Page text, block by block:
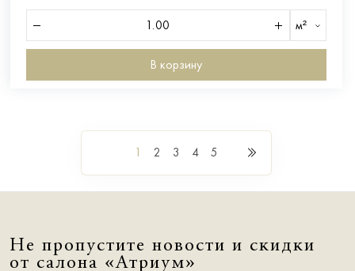
м²
В корзину
1 2 3 4 5
Не пропустите новости и скидки
от салона «Атриум»